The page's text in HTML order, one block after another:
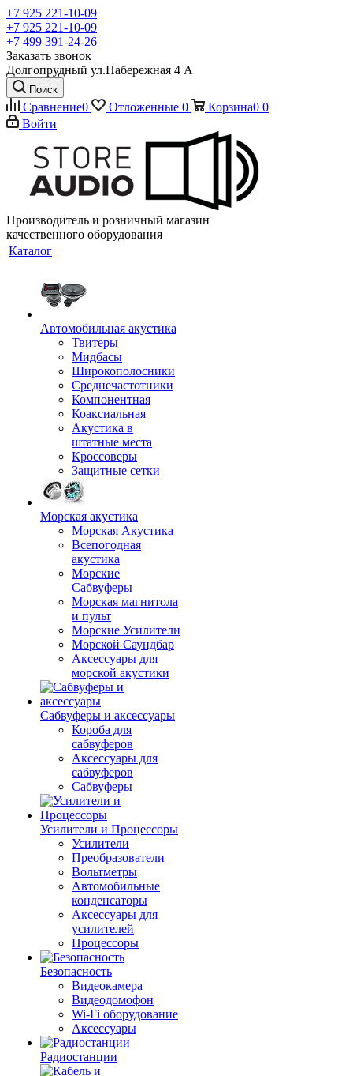
+7 925 221-10-09
+7 925 221-10-09
+7 499 391-24-26
Заказать звонок
Долгопрудный ул.Набережная 4 А
Поиск
Сравнение0 Отложенные 0 Корзина0 0
Войти
Производитель и розничный магазин
качественного оборудования
Каталог
Автомобильная акустика
Твитеры
Мидбасы
Широкополосники
Среднечастотники
Компонентная
Коаксиальная
Акустика в
штатные места
Кроссоверы
Защитные сетки
Морская акустика
Морская Акустика
Всепогодная
акустика
Морские
Сабвуферы
Морская магнитола
и пульт
Морские Усилители
Морской Cаундбар
Аксессуары для
морской акустики
Сабвуферы и аксессуары
Короба для
сабвуферов
Аксессуары для
сабвуферов
Сабвуферы
Усилители и Процессоры
Усилители
Преобразователи
Вольтметры
Автомобильные
конденсаторы
Аксессуары для
усилителей
Процессоры
Безопасность
Видеокамера
Видеодомофон
Wi-Fi оборудование
Аксессуары
Радиостанции